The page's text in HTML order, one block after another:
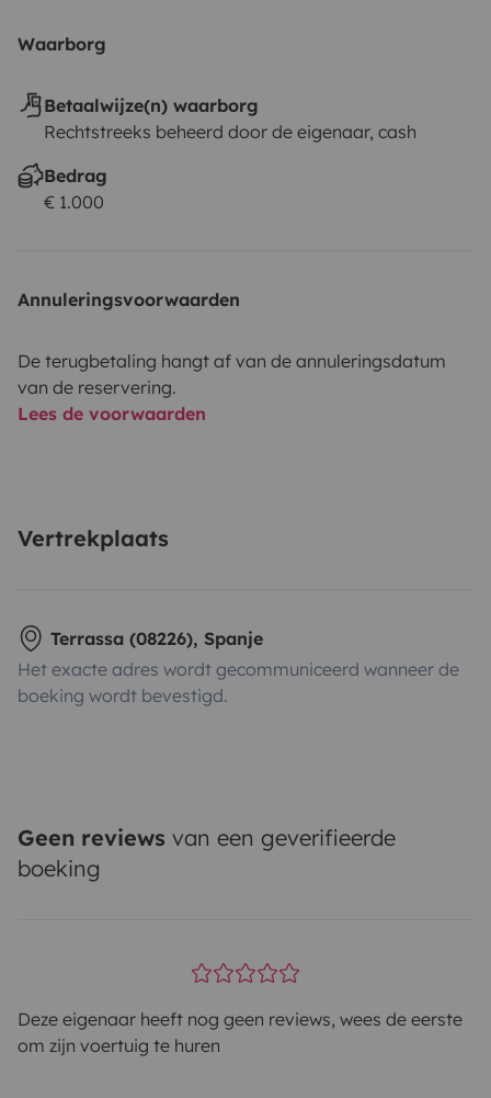
Waarborg
Betaalwijze(n) waarborg
Rechtstreeks beheerd door de eigenaar, cash
Bedrag
€ 1.000
Annuleringsvoorwaarden
De terugbetaling hangt af van de annuleringsdatum
van de reservering.
Lees de voorwaarden
Vertrekplaats
Terrassa (08226), Spanje
Het exacte adres wordt gecommuniceerd wanneer de
boeking wordt bevestigd.
Geen reviews van een geverifieerde
boeking
Deze eigenaar heeft nog geen reviews, wees de eerste
om zijn voertuig te huren